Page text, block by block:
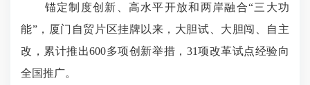
锚定制度创新、高水平开放和两岸融合“三大功
能”，厦门自贸片区挂牌以来，大胆试、大胆闯、自主
改，累计推出600多项创新举措，31项改革试点经验向
全国推广。